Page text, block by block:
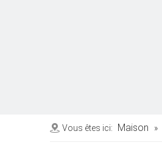
Vous êtes ici: Maison »